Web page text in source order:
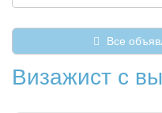
Все
Визажист с